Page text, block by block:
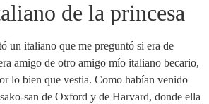
de la princesa
un italiano que me preguntó si era de
amigo de otro amigo mío italiano becario,
lo bien que vestia. Como habían venido
san de Oxford y de Harvard, donde ella